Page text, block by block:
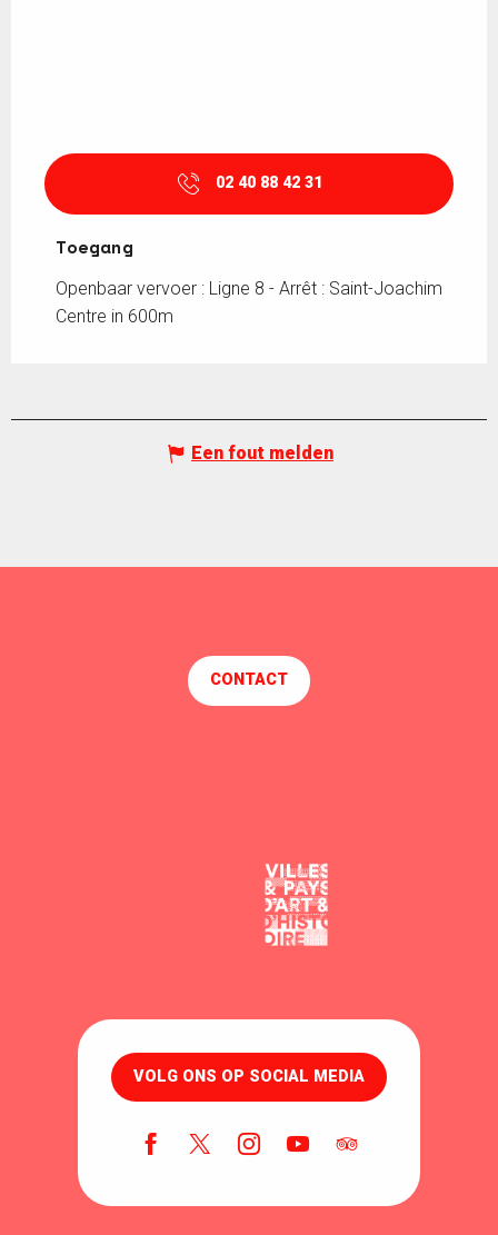
02 40 88 42 31
Toegang
Toegang
Openbaar vervoer : Ligne 8 - Arrêt : Saint-Joachim
Centre in 600m
Een fout melden
CONTACT
VOLG ONS OP SOCIAL MEDIA